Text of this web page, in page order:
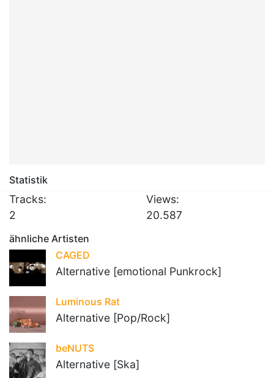
Statistik
Tracks:
2
Views:
20.587
ähnliche Artisten
CAGED
Alternative [emotional Punkrock]
Luminous Rat
Alternative [Pop/Rock]
beNUTS
Alternative [Ska]